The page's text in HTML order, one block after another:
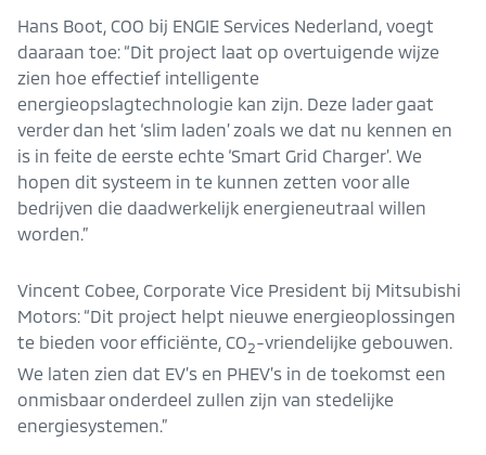
Hans Boot, COO bij ENGIE Services Nederland, voegt
daaraan toe: “Dit project laat op overtuigende wijze
zien hoe effectief intelligente
energieopslagtechnologie kan zijn. Deze lader gaat
verder dan het ‘slim laden’ zoals we dat nu kennen en
is in feite de eerste echte ‘Smart Grid Charger’. We
hopen dit systeem in te kunnen zetten voor alle
bedrijven die daadwerkelijk energieneutraal willen
worden.”
Vincent Cobee, Corporate Vice President bij Mitsubishi
Motors: “Dit project helpt nieuwe energieoplossingen
te bieden voor efficiënte, CO2-vriendelijke gebouwen.
We laten zien dat EV’s en PHEV’s in de toekomst een
onmisbaar onderdeel zullen zijn van stedelijke
energiesystemen.”